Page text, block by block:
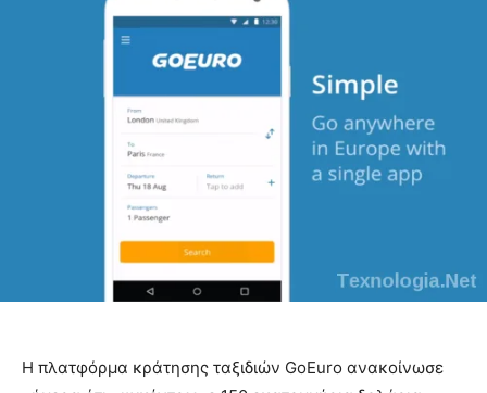
Η πλατφόρμα κράτησης ταξιδιών GoEuro ανακοίνωσε